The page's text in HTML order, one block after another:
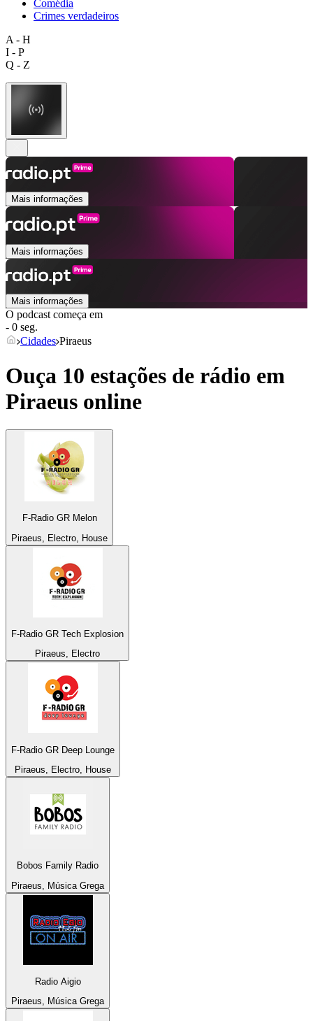
Comédia
Crimes verdadeiros
A - H
I - P
Q - Z
Mais informações
Mais informações
Mais informações
O podcast começa em
- 0 seg.
Cidades Piraeus
Ouça 10 estações de rádio em
Piraeus online
F-Radio GR Melon
Piraeus, Electro, House
F-Radio GR Tech Explosion
Piraeus, Electro
F-Radio GR Deep Lounge
Piraeus, Electro, House
Bobos Family Radio
Piraeus, Música Grega
Radio Aigio
Piraeus, Música Grega